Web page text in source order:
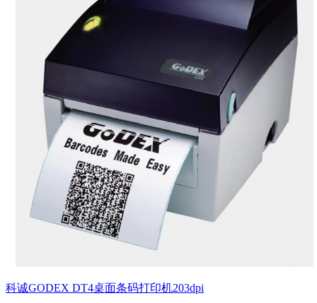
科诚GODEX DT4桌面条码打印机203dpi